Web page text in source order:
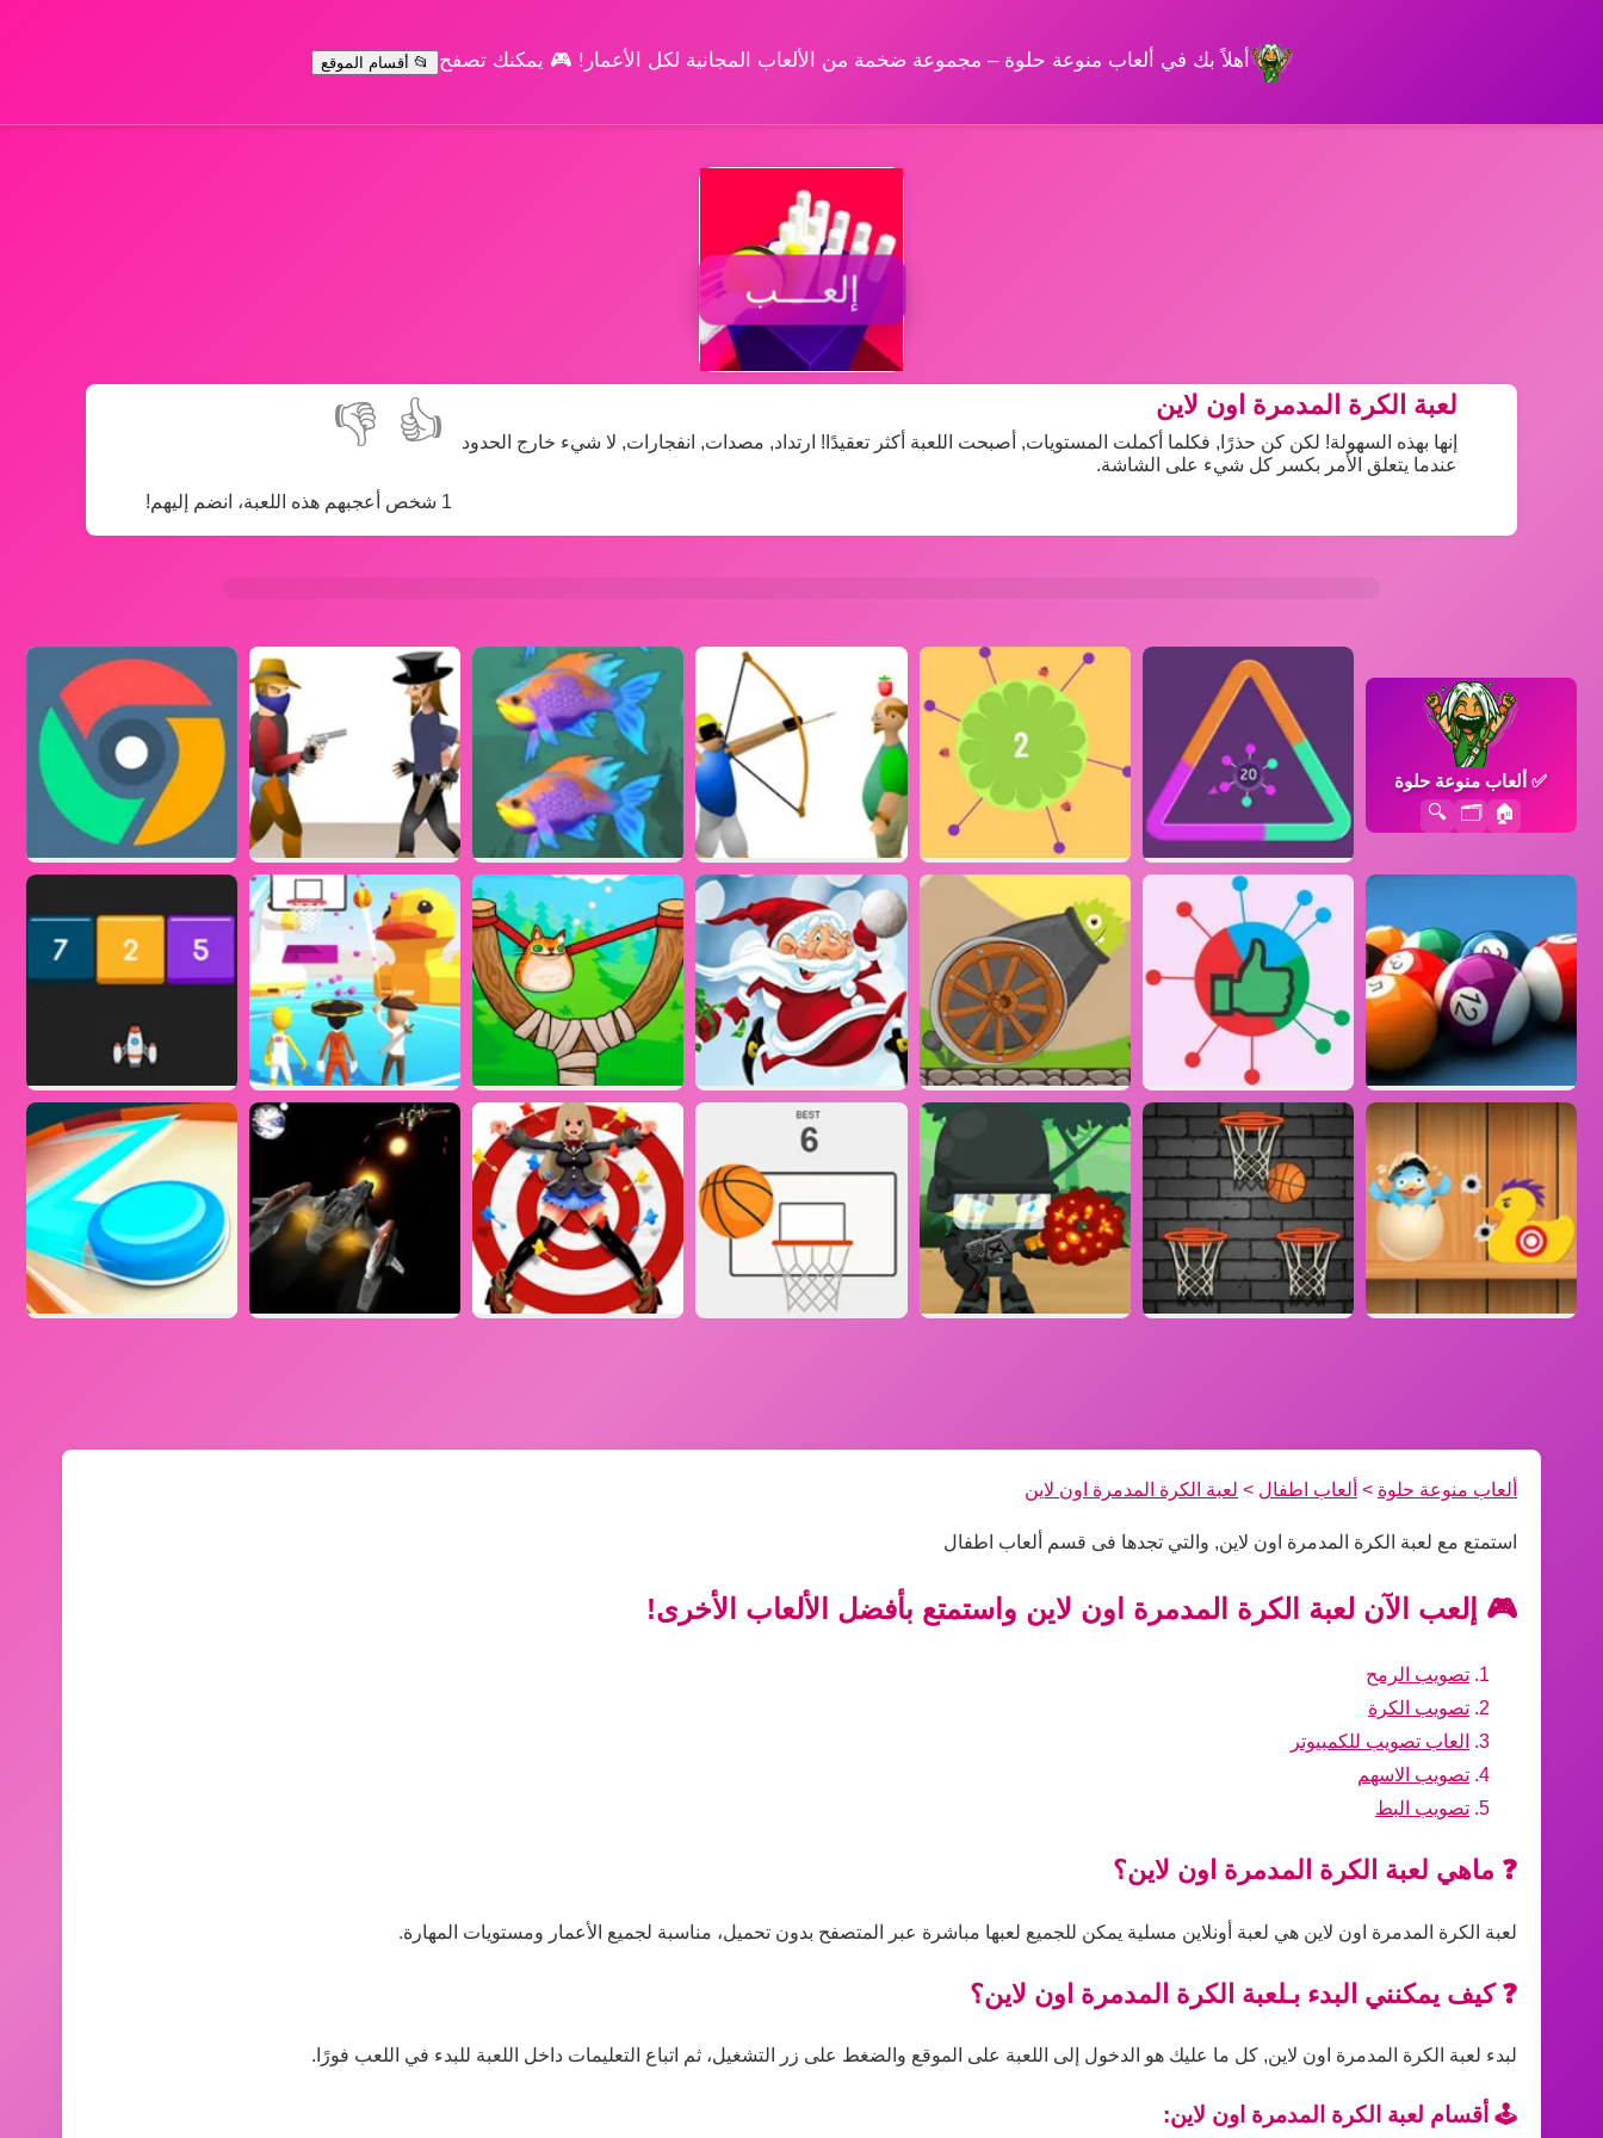
أهلاً بك في ألعاب منوعة حلوة – مجموعة ضخمة من الألعاب المجانية لكل الأعمار! 🎮 يمكنك تصفح 📂 أقسام الموقع
إلعــــب
👍
👎
1 شخص أعجبهم هذه اللعبة، انضم إليهم!
لعبة الكرة المدمرة اون لاين
إنها بهذه السهولة! لكن كن حذرًا, فكلما أكملت المستويات, أصبحت اللعبة أكثر تعقيدًا! ارتداد, مصدات, انفجارات, لا شيء خارج الحدود
عندما يتعلق الأمر بكسر كل شيء على الشاشة.
✅ألعاب منوعة حلوة
🏠
🗂️
🔍
ألعاب منوعة حلوة > ألعاب اطفال > لعبة الكرة المدمرة اون لاين
استمتع مع لعبة الكرة المدمرة اون لاين, والتي تجدها فى قسم ألعاب اطفال
🎮 إلعب الآن لعبة الكرة المدمرة اون لاين واستمتع بأفضل الألعاب الأخرى!
تصويب الرمح
تصويب الكرة
العاب تصويب للكمبيوتر
تصويب الاسهم
تصويب البط
❓ ماهي لعبة الكرة المدمرة اون لاين؟
لعبة الكرة المدمرة اون لاين هي لعبة أونلاين مسلية يمكن للجميع لعبها مباشرة عبر المتصفح بدون تحميل، مناسبة لجميع الأعمار ومستويات المهارة.
❓ كيف يمكنني البدء بـلعبة الكرة المدمرة اون لاين؟
لبدء لعبة الكرة المدمرة اون لاين, كل ما عليك هو الدخول إلى اللعبة على الموقع والضغط على زر التشغيل، ثم اتباع التعليمات داخل اللعبة للبدء في اللعب فورًا.
🕹️ أقسام لعبة الكرة المدمرة اون لاين: